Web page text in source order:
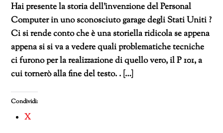
Hai presente la storia dell’invenzione del Personal
Computer in uno sconosciuto garage degli Stati Uniti ?
Ci si rende conto che è una storiella ridicola se appena
appena si si va a vedere quali problematiche tecniche
ci furono per la realizzazione di quello vero, il P 101, a
cui tornerò alla fine del testo. . […]
Condividi:
X